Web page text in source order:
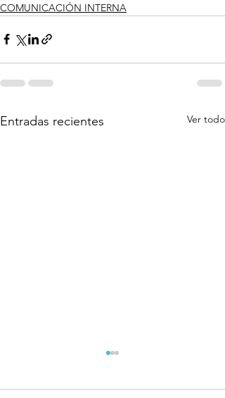
COMUNICACIÓN INTERNA
Entradas recientes Ver todo